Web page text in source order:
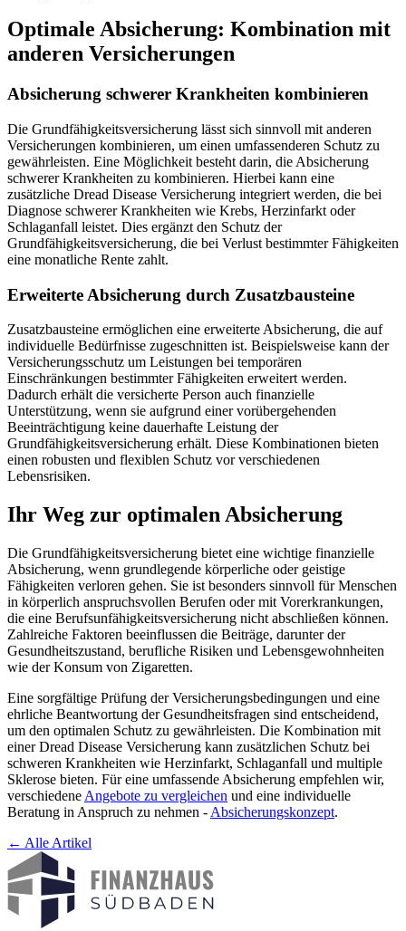
Optimale Absicherung: Kombination mit
anderen Versicherungen
Absicherung schwerer Krankheiten kombinieren
Die Grundfähigkeitsversicherung lässt sich sinnvoll mit anderen
Versicherungen kombinieren, um einen umfassenderen Schutz zu
gewährleisten. Eine Möglichkeit besteht darin, die Absicherung
schwerer Krankheiten zu kombinieren. Hierbei kann eine
zusätzliche Dread Disease Versicherung integriert werden, die bei
Diagnose schwerer Krankheiten wie Krebs, Herzinfarkt oder
Schlaganfall leistet. Dies ergänzt den Schutz der
Grundfähigkeitsversicherung, die bei Verlust bestimmter Fähigkeiten
eine monatliche Rente zahlt.
Erweiterte Absicherung durch Zusatzbausteine
Zusatzbausteine ermöglichen eine erweiterte Absicherung, die auf
individuelle Bedürfnisse zugeschnitten ist. Beispielsweise kann der
Versicherungsschutz um Leistungen bei temporären
Einschränkungen bestimmter Fähigkeiten erweitert werden.
Dadurch erhält die versicherte Person auch finanzielle
Unterstützung, wenn sie aufgrund einer vorübergehenden
Beeinträchtigung keine dauerhafte Leistung der
Grundfähigkeitsversicherung erhält. Diese Kombinationen bieten
einen robusten und flexiblen Schutz vor verschiedenen
Lebensrisiken.
Ihr Weg zur optimalen Absicherung
Die Grundfähigkeitsversicherung bietet eine wichtige finanzielle
Absicherung, wenn grundlegende körperliche oder geistige
Fähigkeiten verloren gehen. Sie ist besonders sinnvoll für Menschen
in körperlich anspruchsvollen Berufen oder mit Vorerkrankungen,
die eine Berufsunfähigkeitsversicherung nicht abschließen können.
Zahlreiche Faktoren beeinflussen die Beiträge, darunter der
Gesundheitszustand, berufliche Risiken und Lebensgewohnheiten
wie der Konsum von Zigaretten.
Eine sorgfältige Prüfung der Versicherungsbedingungen und eine
ehrliche Beantwortung der Gesundheitsfragen sind entscheidend,
um den optimalen Schutz zu gewährleisten. Die Kombination mit
einer Dread Disease Versicherung kann zusätzlichen Schutz bei
schweren Krankheiten wie Herzinfarkt, Schlaganfall und multiple
Sklerose bieten. Für eine umfassende Absicherung empfehlen wir,
verschiedene Angebote zu vergleichen und eine individuelle
Beratung in Anspruch zu nehmen - Absicherungskonzept.
← Alle Artikel